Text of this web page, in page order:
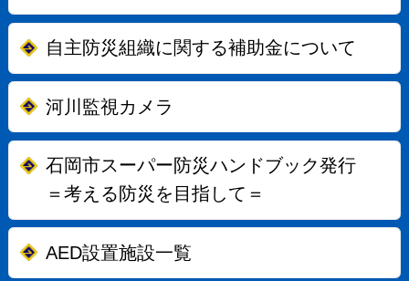
自主防災組織に関する補助金について
河川監視カメラ
石岡市スーパー防災ハンドブック発行
＝考える防災を目指して＝
AED設置施設一覧